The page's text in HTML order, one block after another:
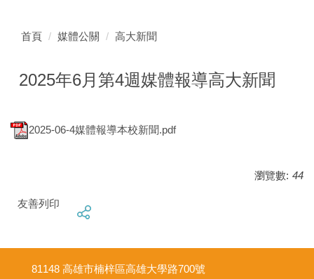
首頁 媒體公關 高大新聞
2025年6月第4週媒體報導高大新聞
2025-06-4媒體報導本校新聞.pdf
瀏覽數: 44
友善列印
81148 高雄市楠梓區高雄大學路700號